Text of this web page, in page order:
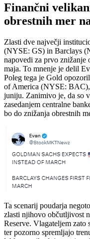
Finančni
obrestnih mer
Zlasti dve največji
(NYSE: GS) in Barclays
napovedi za prvo znižanje
maja. To mnenje je delil
Poleg tega je Gold
of America (NYSE: BAC),
juniju. Zanimivo je, da so
zasedanjem centralne
bo do znižanja obrestnih
Ta scenarij poudarja
zlasti njihovo občutljivost
Reserve. Vlagateljem zato
ter pozorno spremljajo